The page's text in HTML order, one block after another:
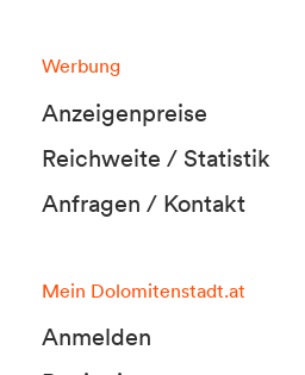
Werbung
Anzeigenpreise
Reichweite / Statistik
Anfragen / Kontakt
Mein Dolomitenstadt.at
Anmelden